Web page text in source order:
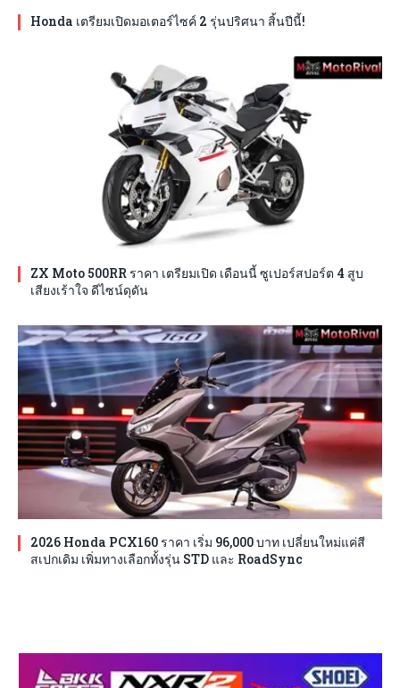
Honda เตรียมเปิดมอเตอร์ไซค์ 2 รุ่นปริศนา สิ้นปีนี้!
ZX Moto 500RR ราคา เตรียมเปิด เดือนนี้ ซูเปอร์สปอร์ต 4 สูบ
เสียงเร้าใจ ดีไซน์ดุดัน
2026 Honda PCX160 ราคา เริ่ม 96,000 บาท เปลี่ยนใหม่แค่สี
สเปกเดิม เพิ่มทางเลือกทั้งรุ่น STD และ RoadSync